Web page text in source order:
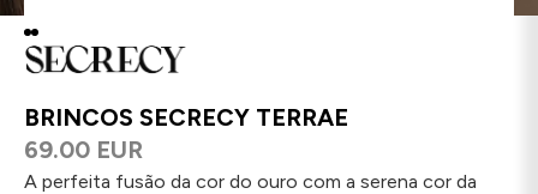
BRINCOS SECRECY TERRAE
69.00 EUR
A perfeita fusão da cor do ouro com a serena cor da